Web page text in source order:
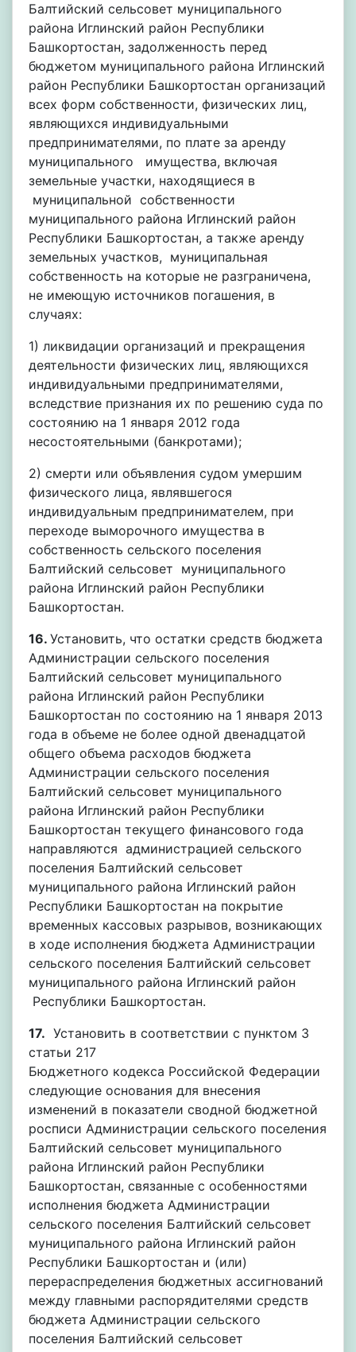
Балтийский сельсовет муниципального
района Иглинский район Республики
Башкортостан, задолженность перед
бюджетом муниципального района Иглинский
район Республики Башкортостан организаций
всех форм собственности, физических лиц,
являющихся индивидуальными
предпринимателями, по плате за аренду
муниципального имущества, включая
земельные участки, находящиеся в
муниципальной собственности
муниципального района Иглинский район
Республики Башкортостан, а также аренду
земельных участков, муниципальная
собственность на которые не разграничена,
не имеющую источников погашения, в
случаях:
1) ликвидации организаций и прекращения
деятельности физических лиц, являющихся
индивидуальными предпринимателями,
вследствие признания их по решению суда по
состоянию на 1 января 2012 года
несостоятельными (банкротами);
2) смерти или объявления судом умершим
физического лица, являвшегося
индивидуальным предпринимателем, при
переходе выморочного имущества в
собственность сельского поселения
Балтийский сельсовет муниципального
района Иглинский район Республики
Башкортостан.
16. Установить, что остатки средств бюджета
Администрации сельского поселения
Балтийский сельсовет муниципального
района Иглинский район Республики
Башкортостан по состоянию на 1 января 2013
года в объеме не более одной двенадцатой
общего объема расходов бюджета
Администрации сельского поселения
Балтийский сельсовет муниципального
района Иглинский район Республики
Башкортостан текущего финансового года
направляются администрацией сельского
поселения Балтийский сельсовет
муниципального района Иглинский район
Республики Башкортостан на покрытие
временных кассовых разрывов, возникающих
в ходе исполнения бюджета Администрации
сельского поселения Балтийский сельсовет
муниципального района Иглинский район
Республики Башкортостан.
17. Установить в соответствии с пунктом 3
статьи 217
Бюджетного кодекса Российской Федерации
следующие основания для внесения
изменений в показатели сводной бюджетной
росписи Администрации сельского поселения
Балтийский сельсовет муниципального
района Иглинский район Республики
Башкортостан, связанные с особенностями
исполнения бюджета Администрации
сельского поселения Балтийский сельсовет
муниципального района Иглинский район
Республики Башкортостан и (или)
перераспределения бюджетных ассигнований
между главными распорядителями средств
бюджета Администрации сельского
поселения Балтийский сельсовет